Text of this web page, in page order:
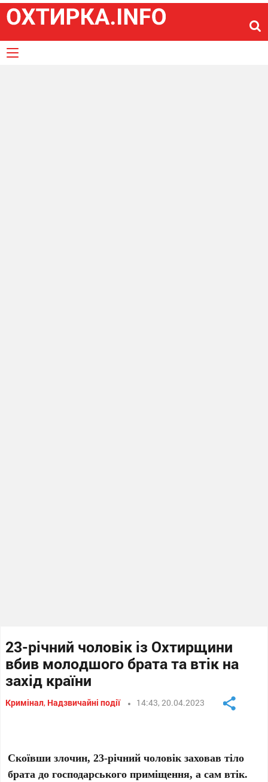
23-річний чоловік із Охтирщини
вбив молодшого брата та втік на
захід країни
Кримінал, Надзвичайні події 14:43, 20.04.2023
Скоївши злочин, 23-річний чоловік заховав тіло
брата до господарського приміщення, а сам втік.